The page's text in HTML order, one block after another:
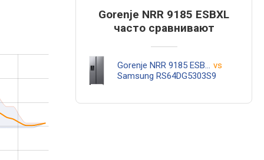
Gorenje NRR 9185 ESBXL
часто сравнивают
Gorenje NRR 9185 ESBXL vs
Samsung RS64DG5303S9